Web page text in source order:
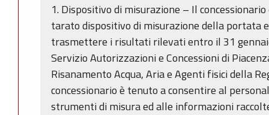
1. Dispositivo di misurazione – Il
tarato dispositivo di misurazione della portata
trasmettere i risultati rilevati entro il 31
Servizio Autorizzazioni e Concessioni di
Risanamento Acqua, Aria e Agenti fisici della
concessionario è tenuto a consentire al
strumenti di misura ed alle informazioni